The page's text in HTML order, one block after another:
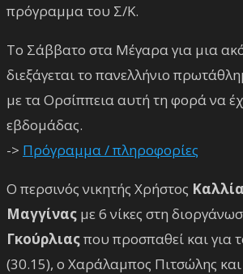
πρόγραμμα του Σ/Κ.
Το Σάββατο στα Μέγαρα για μια
διεξάγεται το πανελλήνιο
με τα Ορσίππεια αυτή τη φορά να
εβδομάδας.
-> Πρόγραμμα / πληροφορίες
Ο περσινός νικητής Χρήστος
Μαγγίνας με 6 νίκες στη
Γκούρλιαςπου προσπαθεί και για
(30.15), ο Χαράλαμπος Πιτσώλης